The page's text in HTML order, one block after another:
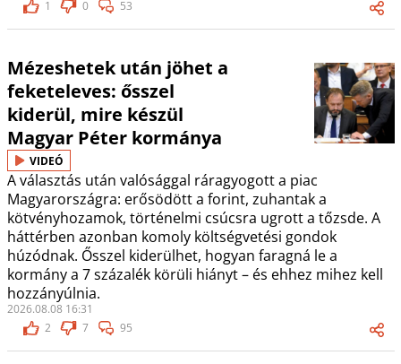
1 0 53
Mézeshetek után jöhet a
feketeleves: ősszel
kiderül, mire készül
Magyar Péter kormánya
VIDEÓ
A választás után valósággal ráragyogott a piac
Magyarországra: erősödött a forint, zuhantak a
kötvényhozamok, történelmi csúcsra ugrott a tőzsde. A
háttérben azonban komoly költségvetési gondok
húzódnak. Ősszel kiderülhet, hogyan faragná le a
kormány a 7 százalék körüli hiányt – és ehhez mihez kell
hozzányúlnia.
2026.08.08 16:31
2
7 95